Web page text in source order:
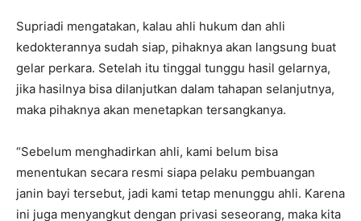
Supriadi mengatakan, kalau ahli hukum dan ahli
kedokterannya sudah siap, pihaknya akan langsung buat
gelar perkara. Setelah itu tinggal tunggu hasil gelarnya,
jika hasilnya bisa dilanjutkan dalam tahapan selanjutnya,
maka pihaknya akan menetapkan tersangkanya.
“Sebelum menghadirkan ahli, kami belum bisa
menentukan secara resmi siapa pelaku pembuangan
janin bayi tersebut, jadi kami tetap menunggu ahli. Karena
ini juga menyangkut dengan privasi seseorang, maka kita